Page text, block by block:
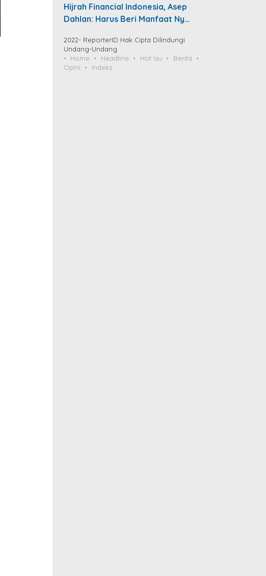
Hijrah Financial Indonesia, Asep
Dahlan: Harus Beri Manfaat Ny…
2022- ReporterID Hak Cipta Dilindungi
Undang-Undang
Home
Headline Hot Isu
Berita
Opini
Indeks